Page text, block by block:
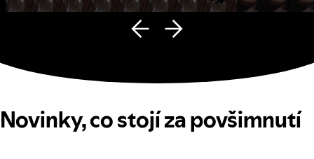
Novinky, co stojí za povšimnutí